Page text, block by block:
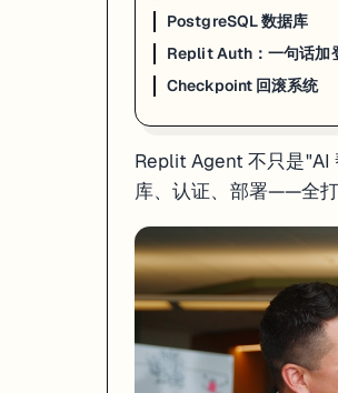
四种 Agent 模式
Agent 4 提供四种工作模式，在聊天输入框左下
速度
改颜色、修小 bug、调文案 快
PostgreSQL 数据库
Replit Auth：一句话加
Checkpoint 回滚系统
Replit Agent 不只是
库、认证、部署——全打